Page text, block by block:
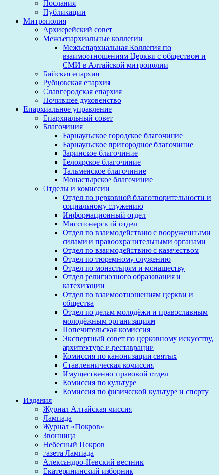
Послания
Публикации
Митрополия
Архиерейский совет
Межъепархиальные коллегии
Межъепархиальная Коллегия по
взаимоотношениям Церкви с обществом и
СМИ в Алтайской митрополии
Бийская епархия
Рубцовская епархия
Славгородская епархия
Почившее духовенство
Епархиальное управление
Епархиальный совет
Благочиния
Барнаульское городское благочиние
Барнаульское пригородное благочиние
Заринское благочиние
Белоярское благочиние
Тальменское благочиние
Монастырское благочиние
Отделы и комиссии
Отдел по церковной благотворительности и
социальному служению
Информационный отдел
Миссионерский отдел
Отдел по взаимодействию с вооруженными
силами и правоохранительными органами
Отдел по взаимодействию с казачеством
Отдел по тюремному служению
Отдел по монастырям и монашеству
Отдел религиозного образования и
катехизации
Отдел по взаимоотношениям церкви и
общества
Отдел по делам молодёжи и православным
молодёжным организациям
Попечительская комиссия
Экспертный совет по церковному искусству,
архитектуре и реставрации
Комиссия по канонизации святых
Ставленническая комиссия
Имущественно-правовой отдел
Комиссия по культуре
Комиссия по физической культуре и спорту
Издания
Журнал Алтайская миссия
Лампада
Журнал «Покров»
Звонница
Небесный Покров
газета Лампада
Александро-Невский вестник
Екатерининский изборник